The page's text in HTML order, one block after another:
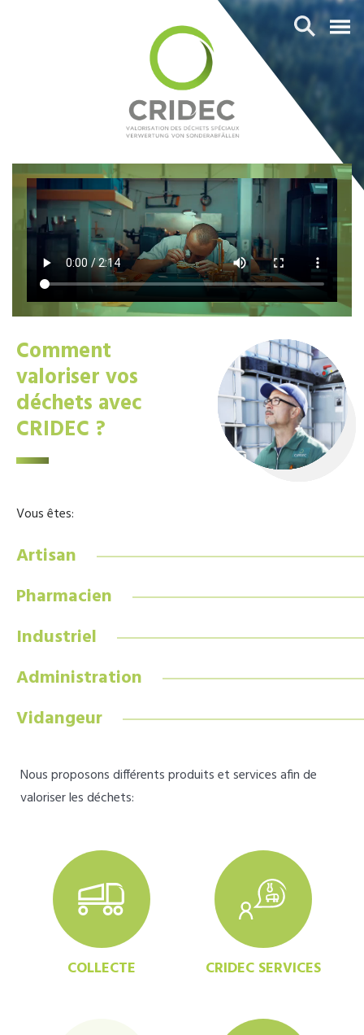
Comment
valoriser vos
déchets avec
CRIDEC ?
Vous êtes:
Artisan
Pharmacien
Industriel
Administration
Vidangeur
Nous proposons différents produits et services afin de
valoriser les déchets:
COLLECTE CRIDEC SERVICES